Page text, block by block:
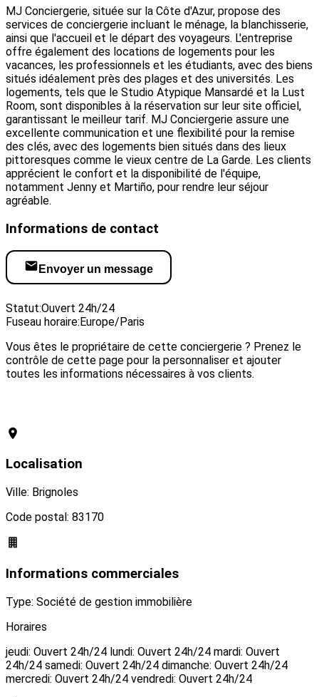
MJ Conciergerie, située sur la Côte d'Azur, propose des
services de conciergerie incluant le ménage, la blanchisserie,
ainsi que l'accueil et le départ des voyageurs. L'entreprise
offre également des locations de logements pour les
vacances, les professionnels et les étudiants, avec des biens
situés idéalement près des plages et des universités. Les
logements, tels que le Studio Atypique Mansardé et la Lust
Room, sont disponibles à la réservation sur leur site officiel,
garantissant le meilleur tarif. MJ Conciergerie assure une
excellente communication et une flexibilité pour la remise
des clés, avec des logements bien situés dans des lieux
pittoresques comme le vieux centre de La Garde. Les clients
apprécient le confort et la disponibilité de l'équipe,
notamment Jenny et Martiño, pour rendre leur séjour
agréable.
Informations de contact
Envoyer un message
Statut:Ouvert 24h/24
Fuseau horaire:Europe/Paris
Vous êtes le propriétaire de cette conciergerie ? Prenez le
contrôle de cette page pour la personnaliser et ajouter
toutes les informations nécessaires à vos clients.
Localisation
Ville: Brignoles
Code postal: 83170
Informations commerciales
Type: Société de gestion immobilière
Horaires
jeudi: Ouvert 24h/24 lundi: Ouvert 24h/24 mardi: Ouvert
24h/24 samedi: Ouvert 24h/24 dimanche: Ouvert 24h/24
mercredi: Ouvert 24h/24 vendredi: Ouvert 24h/24